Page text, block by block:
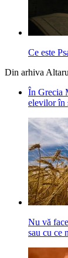
Ce este
Din arhiva
În Grecia
elevilor în
Nu vă
sau cu ce